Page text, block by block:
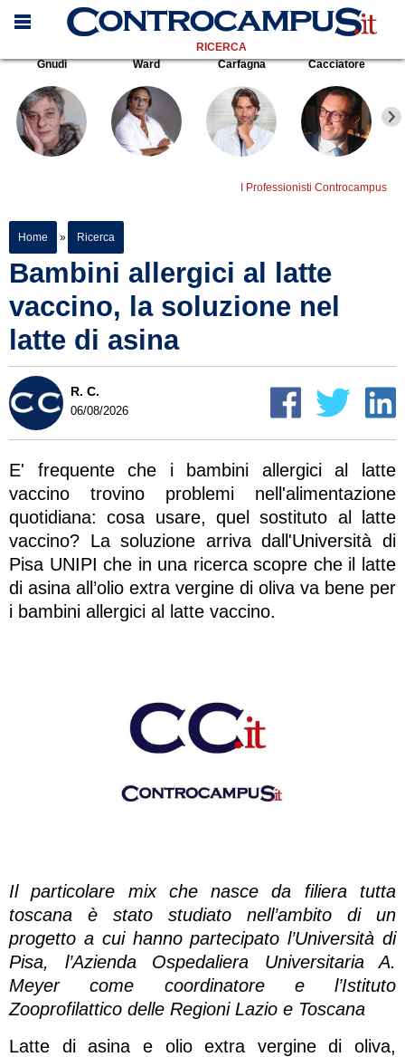
RICERCA
Gnudi
Ward Carfagna Cacciatore
I Professionisti Controcampus
Home » Ricerca
Bambini allergici al latte
vaccino, la soluzione nel
latte di asina
R. C.
06/08/2026
E' frequente che i bambini allergici al latte
vaccino trovino problemi nell'alimentazione
quotidiana: cosa usare, quel sostituto al latte
vaccino? La soluzione arriva dall'Università di
Pisa UNIPI che in una ricerca scopre che il latte
di asina all’olio extra vergine di oliva va bene per
i bambini allergici al latte vaccino.
Il particolare mix che nasce da filiera tutta
toscana è stato studiato nell’ambito di un
progetto a cui hanno partecipato l’Università di
Pisa, l’Azienda Ospedaliera Universitaria A.
Meyer come coordinatore e l’Istituto
Zooprofilattico delle Regioni Lazio e Toscana
Latte di asina e olio extra vergine di oliva,